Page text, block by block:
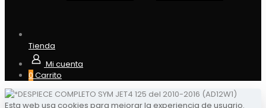
Tienda
Mi cuenta
0 Carrito
Esta web usa cookies para mejorar la experiencia de usuario.